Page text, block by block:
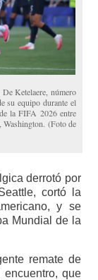
Ketelaere, número
su equipo durante el
la FIFA 2026 entre
Washington. (Foto de
derrotó por
cortó la
y se
Mundial de la
remate de
que